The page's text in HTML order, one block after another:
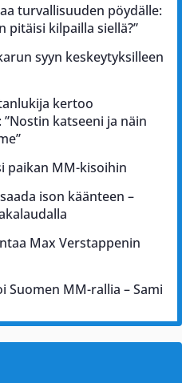
turvallisuuden pöydälle:
pitäisi kilpailla siellä?”
syyn keskeytyksilleen
kertoo
katseeni ja näin
paikan MM-kisoihin
ison käänteen –
Max Verstappenin
Suomen MM-rallia – Sami